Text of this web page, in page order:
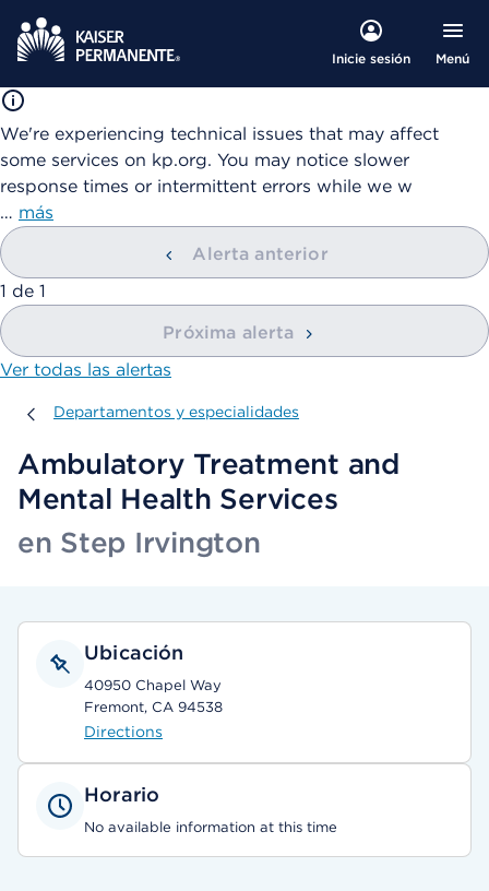
Inicie sesión Menú
We're experiencing technical issues that may affect
some services on kp.org. You may notice slower
response times or intermittent errors while we w
… más
Alerta anterior
mostrando
1 de 1
Próxima alerta
Ver todas las alertas
Departamentos y especialidades
Departamentos y especialidades
Ambulatory Treatment and
Mental Health Services
en Step Irvington
Ubicación
40950 Chapel Way
Fremont, CA 94538
Directions
Horario
No available information at this time